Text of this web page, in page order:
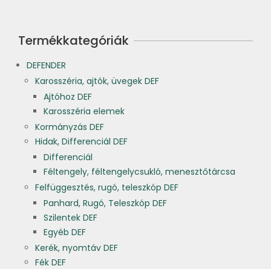
Termékkategóriák
DEFENDER
Karosszéria, ajtók, üvegek DEF
Ajtóhoz DEF
Karosszéria elemek
Kormányzás DEF
Hidak, Differenciál DEF
Differenciál
Féltengely, féltengelycsukló, menesztőtárcsa
Felfüggesztés, rugó, teleszkóp DEF
Panhard, Rugó, Teleszkóp DEF
Szilentek DEF
Egyéb DEF
Kerék, nyomtáv DEF
Fék DEF